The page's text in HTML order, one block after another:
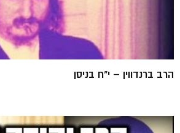
הרב ברנדווין – י"ח בניסן